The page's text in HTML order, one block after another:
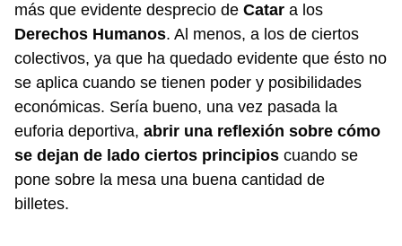
más que evidente desprecio de Catar a los
Derechos Humanos. Al menos, a los de ciertos
colectivos, ya que ha quedado evidente que ésto no
se aplica cuando se tienen poder y posibilidades
económicas. Sería bueno, una vez pasada la
euforia deportiva, abrir una reflexión sobre cómo
se dejan de lado ciertos principios cuando se
pone sobre la mesa una buena cantidad de
billetes.